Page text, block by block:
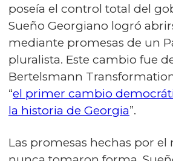
poseía el control total del
Sueño Georgiano logró
mediante promesas de un
pluralista. Este cambio fue
Bertelsmann
“el primer cambio
la historia de Georgia”.
Las promesas hechas por